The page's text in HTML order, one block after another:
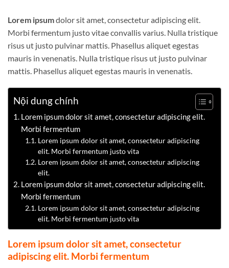
Lorem ipsumdolor sit amet, consectetur adipiscing elit.
Morbi fermentum justo vitae convallis varius. Nulla tristique
risus ut justo pulvinar mattis. Phasellus aliquet egestas
mauris in venenatis. Nulla tristique risus ut justo pulvinar
mattis. Phasellus aliquet egestas mauris in venenatis.
Nội dung chính
Lorem ipsum dolor sit amet, consectetur adipiscing elit.
Morbi fermentum
Lorem ipsum dolor sit amet, consectetur adipiscing
elit. Morbi fermentum justo vita
Lorem ipsum dolor sit amet, consectetur adipiscing
elit.
Lorem ipsum dolor sit amet, consectetur adipiscing elit.
Morbi fermentum
Lorem ipsum dolor sit amet, consectetur adipiscing
elit. Morbi fermentum justo vita
Lorem ipsum dolor sit amet, consectetur
adipiscing elit. Morbi fermentum